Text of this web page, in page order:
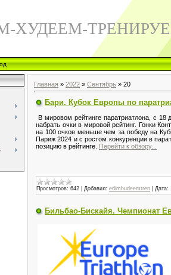
ХУДЕЕМ-
Главная » 2022 » Сентябрь » 20
Бари. Кубок Европы по
В мировом рейтинге паратриатлона, с
набрать очки в мировой рейтинг. Гонки
на 100 очков меньше чем за победу на
Париж 2024 и с ростом конкуренции в
позицию в рейтинге.
Перейти к обзору...
Просмотров: 642 Добавил: edimhudeemtren Дата:
Бильбао-Бискайя. Чемпионат